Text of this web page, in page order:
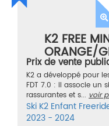
K2 FREE
ORANGE/
Prix de vente
K2 a développé pour
FDT 7.0 : il associe un
rassurantes et s... voir
Ski K2 Enfant
2023 - 2024